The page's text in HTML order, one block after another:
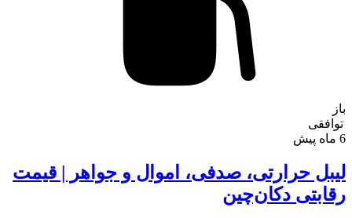
باز
توافقی
لیبل حرارتی، صدفی، اموال و جواهر | قیمت
رقابتی دکان‌چین